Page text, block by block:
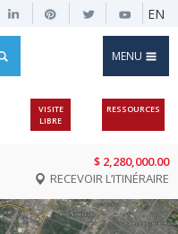
EN
MENU
VISITE
LIBRE
RESSOURCES
$ 2,280,000.00
RECEVOIR L’ITINÉRAIRE